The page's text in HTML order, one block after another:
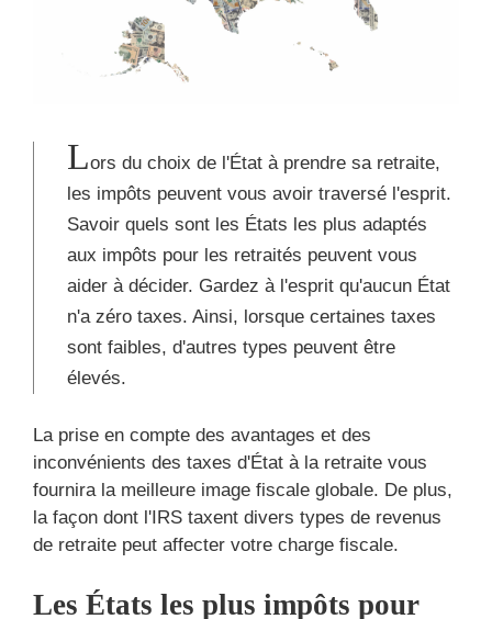
Lors du choix de l'État à prendre sa retraite,
les impôts peuvent vous avoir traversé l'esprit.
Savoir quels sont les États les plus adaptés
aux impôts pour les retraités peuvent vous
aider à décider. Gardez à l'esprit qu'aucun État
n'a zéro taxes. Ainsi, lorsque certaines taxes
sont faibles, d'autres types peuvent être
élevés.
La prise en compte des avantages et des
inconvénients des taxes d'État à la retraite vous
fournira la meilleure image fiscale globale. De plus,
la façon dont l'IRS taxent divers types de revenus
de retraite peut affecter votre charge fiscale.
Les États les plus impôts pour